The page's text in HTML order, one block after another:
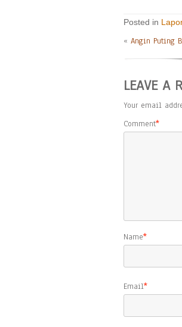
Posted in
« Angin Puting
LEAVE A
Your email
Comment*
Name*
Email*